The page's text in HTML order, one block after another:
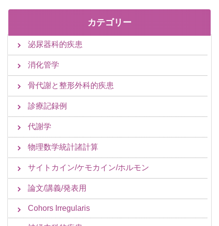
カテゴリー
泌尿器科的疾患
消化管学
骨代謝と整形外科的疾患
診療記録例
代謝学
物理数学統計諸計算
サイトカイン/ケモカイン/ホルモン
論文/講義/発表用
Cohors Irregularis